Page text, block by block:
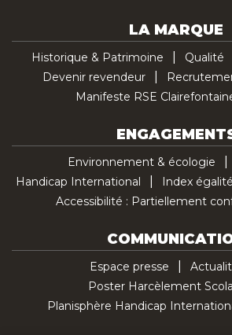
LA MARQUE
Historique & Patrimoine Qualité
Devenir revendeur
Manifeste RSE
Environnement & écologie
Handicap International
Index
Accessibilité : Partiellement
Espace presse
Poster Harcèlement
Planisphère Handicap